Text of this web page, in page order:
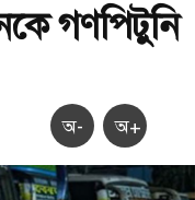
গণপিটুনি
অ- অ+